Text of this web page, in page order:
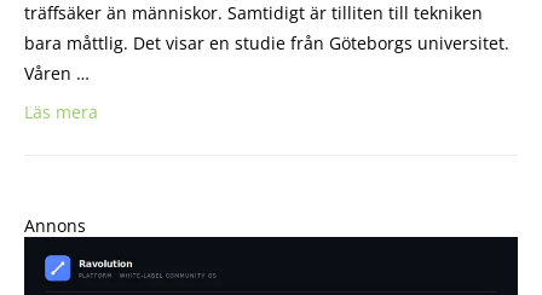
träffsäker än människor. Samtidigt är tilliten till tekniken
bara måttlig. Det visar en studie från Göteborgs universitet.
Våren …
Läs mera
Annons